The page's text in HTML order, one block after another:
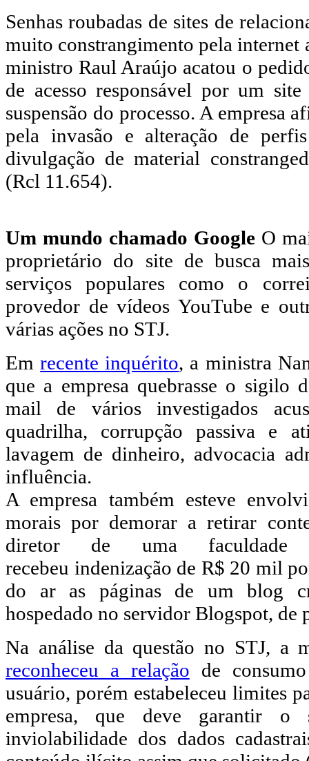
Senhas roubadas de sites de
muito constrangimento pela internet
ministro Raul Araújo acatou o
de acesso responsável por um
suspensão do processo. A empresa
pela invasão e alteração de
divulgação de material
(Rcl 11.654).
Um mundo chamado Google O
proprietário do site de busca
serviços populares como o
provedor de vídeos YouTube e
várias ações no STJ.
Emrecente inquérito, a ministra
que a empresa quebrasse o sigilo
mail de vários investigados
quadrilha, corrupção passiva e
lavagem de dinheiro, advocacia
influência.
A empresa também esteve
morais por demorar a retirar
diretor de uma
recebeu indenização de R$ 20 mil
do ar as páginas de um blog
hospedado no servidor Blogspot, de
Na análise da questão no STJ, a
reconheceu a relação de
usuário, porém estabeleceu limites
empresa, que deve garantir o
inviolabilidade dos dados